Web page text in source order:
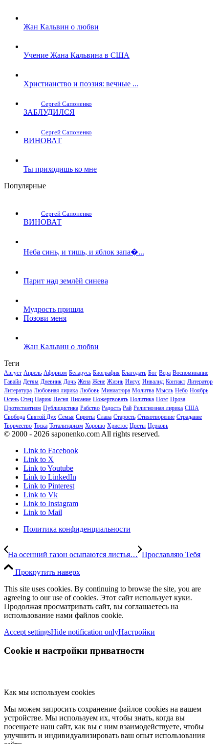
Жан Кальвин о любви
Учение Жана Кальвина в США
Христианство и поэзия: вечные ...
Сергей Сапоненко
ЗАБЛУДИЛСЯ
Сергей Сапоненко
ВИНОВАТ
Ты приходишь ко мне
Популярные
Сергей Сапоненко
ВИНОВАТ
Неба синь, и тишь, и яблок запа�...
Парит над землёй синева
Мудрость пришла
Позови меня
Жан Кальвин о любви
Теги
Август Апрель Афоризм Беларусь Биография Благодать Бог Вера Воспоминание
Гавайи Детям Дневник Дочь Жена Жене Жизнь Иисус Инвалид Контакт Литератор
Литература Любовная лирика Любовь Миниатюра Молитва Мысль Небо Ноябрь
Осень Отец Париж Песня Писание Пожертвовать Политика Поэт Проза
Протестантизм Публицистика Рабство Радость Рай Религиозная лирика США
Свобода Святой Дух Семья Сироты Слава Старость Стихотворение Страдание
Творчество Тоска Тоталитаризм Хорошо Христос Цветы Церковь
© 2000 - 2026 saponenko.com All rights reserved.
Link to Facebook
Link to X
Link to Youtube
Link to LinkedIn
Link to Pinterest
Link to Vk
Link to Instagram
Link to Mail
Политика конфиденциальности
На осенний газон осыпаются листья… Прославляю Тебя
Прокрутить наверх
This site uses cookies. By continuing to browse the site, you are
agreeing to our use of cookies. Этот сайт использует куки.
Продолжая просматривать сайт, вы соглашаетесь на
использование нами файлов cookie.
Accept settingsHide notification onlyНастройки
Cookie и настройки приватности
Как мы используем cookies
Мы можем запросить сохранение файлов cookies на вашем
устройстве. Мы используем их, чтобы знать, когда вы
посещаете наш сайт, как вы с ним взаимодействуете, чтобы
улучшить и индивидуализировать ваш опыт использования